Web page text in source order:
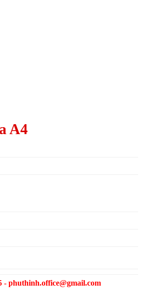
A4
- phuthinh.office@gmail.com